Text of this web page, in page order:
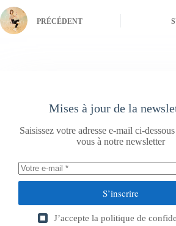
PRÉCÉDENT
Mises à jour de la
Saisissez votre adresse e-mail ci-
vous à notre newsletter
S’inscrire
J’accepte la politique de